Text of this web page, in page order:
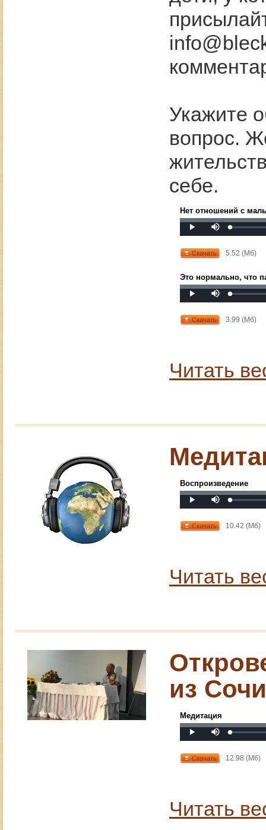
Укажите
вопрос.
себе.
Нет отношений с
Play Loaded:
0%
Progress:
Скачать 5.52 (Мб)
Это нормально, что
Play Loaded:
0%
Progress:
Скачать 3.99 (Мб)
Читать
Воспроизведение
Play Loaded:
0%
Progress:
Скачать 10.42 (Мб)
Читать
из Сочи
Медитация
Play Loaded:
0%
Progress:
Скачать 12.98 (Мб)
Читать